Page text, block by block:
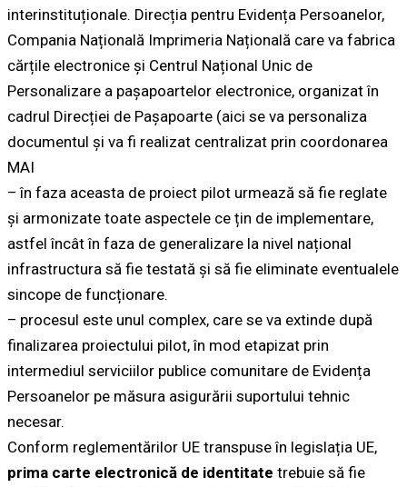
interinstituționale. Direcția pentru Evidența Persoanelor,
Compania Națională Imprimeria Națională care va fabrica
cărțile electronice și Centrul Național Unic de
Personalizare a pașapoartelor electronice, organizat în
cadrul Direcției de Pașapoarte (aici se va personaliza
documentul și va fi realizat centralizat prin coordonarea
MAI
– în faza aceasta de proiect pilot urmează să fie reglate
și armonizate toate aspectele ce țin de implementare,
astfel încât în faza de generalizare la nivel național
infrastructura să fie testată și să fie eliminate eventualele
sincope de funcționare.
– procesul este unul complex, care se va extinde după
finalizarea proiectului pilot, în mod etapizat prin
intermediul serviciilor publice comunitare de Evidența
Persoanelor pe măsura asigurării suportului tehnic
necesar.
Conform reglementărilor UE transpuse în legislația UE,
prima carte electronică de identitate trebuie să fie